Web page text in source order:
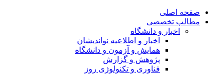
صفحه اصلی
مطالب تخصصی
اخبار و دانشگاه
اخبار و اطلاعیه نواندیشان
همایش و آزمون و دانشگاه
پژوهش و گزارش
فناوری و تکنولوژی روز